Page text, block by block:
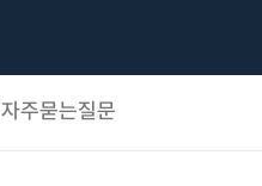
자주묻는질문